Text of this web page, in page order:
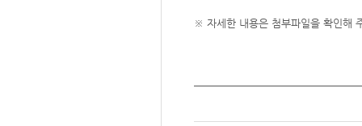
※ 자세한 내용은 첨부파일을 확인해